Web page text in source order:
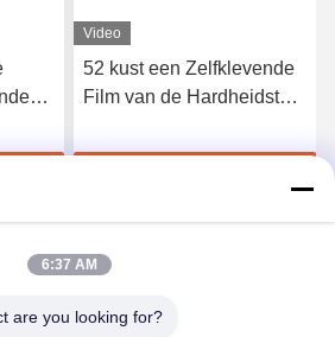
Video
52 kust een Zelfklevende
Film van de Hardheidstpu
Naadloos Ondergoed
6:37 AM
are you looking for?